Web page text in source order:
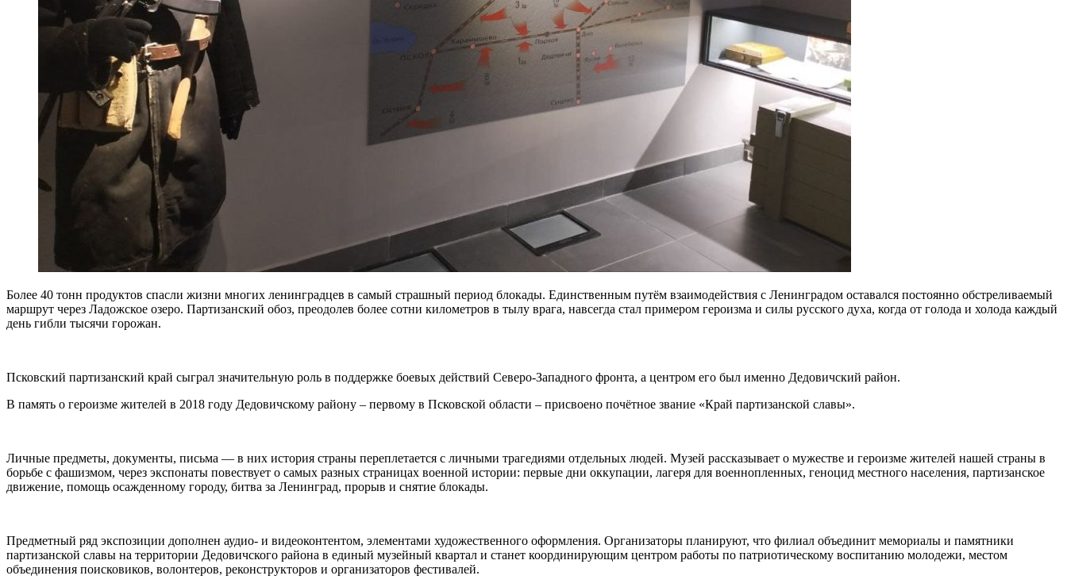
Более 40 тонн продуктов спасли жизни многих ленинградцев в самый страшный период блокады. Единственным путём взаимодействия с Ленинградом оставался постоянно обстреливаемый
маршрут через Ладожское озеро. Партизанский обоз, преодолев более сотни километров в тылу врага, навсегда стал примером героизма и силы русского духа, когда от голода и холода каждый
день гибли тысячи горожан.
Псковский партизанский край сыграл значительную роль в поддержке боевых действий Северо-Западного фронта, а центром его был именно Дедовичский район.
В память о героизме жителей в 2018 году Дедовичскому району – первому в Псковской области – присвоено почётное звание «Край партизанской славы».
Личные предметы, документы, письма — в них история страны переплетается с личными трагедиями отдельных людей. Музей рассказывает о мужестве и героизме жителей нашей страны в
борьбе с фашизмом, через экспонаты повествует о самых разных страницах военной истории: первые дни оккупации, лагеря для военнопленных, геноцид местного населения, партизанское
движение, помощь осажденному городу, битва за Ленинград, прорыв и снятие блокады.
Предметный ряд экспозиции дополнен аудио- и видеоконтентом, элементами художественного оформления. Организаторы планируют, что филиал объединит мемориалы и памятники
партизанской славы на территории Дедовичского района в единый музейный квартал и станет координирующим центром работы по патриотическому воспитанию молодежи, местом
объединения поисковиков, волонтеров, реконструкторов и организаторов фестивалей.